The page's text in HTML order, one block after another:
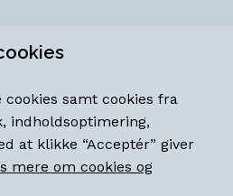
cookies samt cookies fra
indholdsoptimering,
at klikke “Acceptér” giver
mere om cookies og